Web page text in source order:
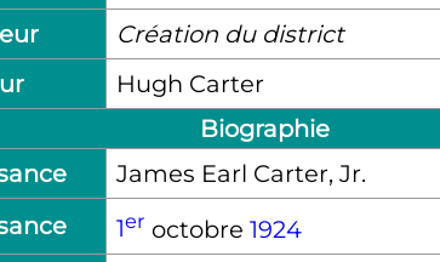
Création du district
Hugh Carter
Biographie
James Earl Carter, Jr.
1er octobre 1924